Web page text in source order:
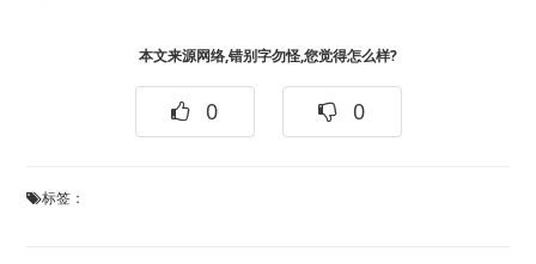
本文来源网络,错别字勿怪,您觉得怎么样?
0 0
标签：